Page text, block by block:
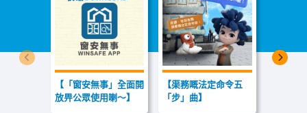
【「窗安無事」全面開
放畀公眾使用喇～】
【渠務嘅法定命令五
「步」曲】
上一個 下一